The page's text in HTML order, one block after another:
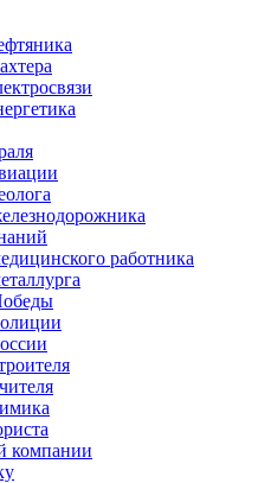
работника
компании